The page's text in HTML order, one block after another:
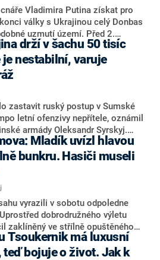
Vladimira Putina získat pro
války s Ukrajinou celý Donbas
uzmutí území. Před 2.
nacistický diktátor Německa
pohraničí –
vládci slibovali, že pokud
tak dále nezaútočí. Stejně tak
díky tomu, kdo jej obývá a
drží v šachu 50 tisíc
je nestabilní, varuje
zastavit ruský postup v Sumské
letní ofenzivy nepřítele, oznámil
armády Oleksandr Syrskyj.
také analýza Institutu pro studium
nicméně varuje před nestabilní
Mladík uvízl hlavou
bunkru. Hasiči museli
vyrazili v sobotu odpoledne
dobrodružného výletu
zaklíněný ve střílně opuštěného
pevnosti se chtěl dostat hlavou
doslova narazil.
teď bojuje o život. Jak k